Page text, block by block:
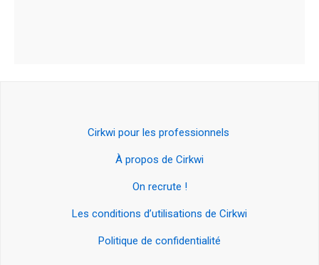
Cirkwi pour les professionnels
À propos de Cirkwi
On recrute !
Les conditions d’utilisations de Cirkwi
Politique de confidentialité